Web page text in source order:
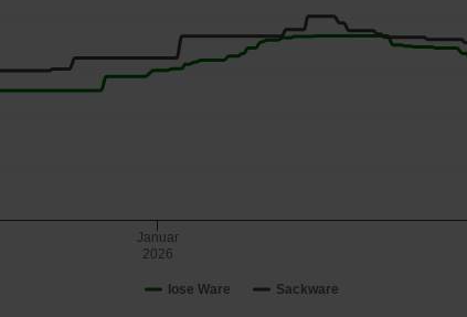
lose Ware Sackware
Januar
2026